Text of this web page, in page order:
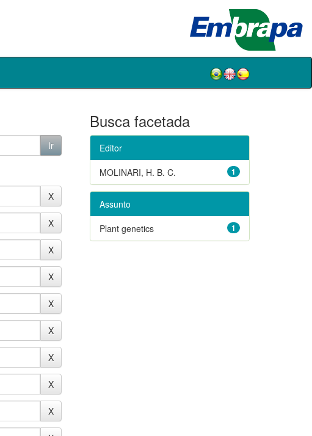
Busca facetada
Editor
1
MOLINARI, H. B. C.
Assunto
1
Plant genetics